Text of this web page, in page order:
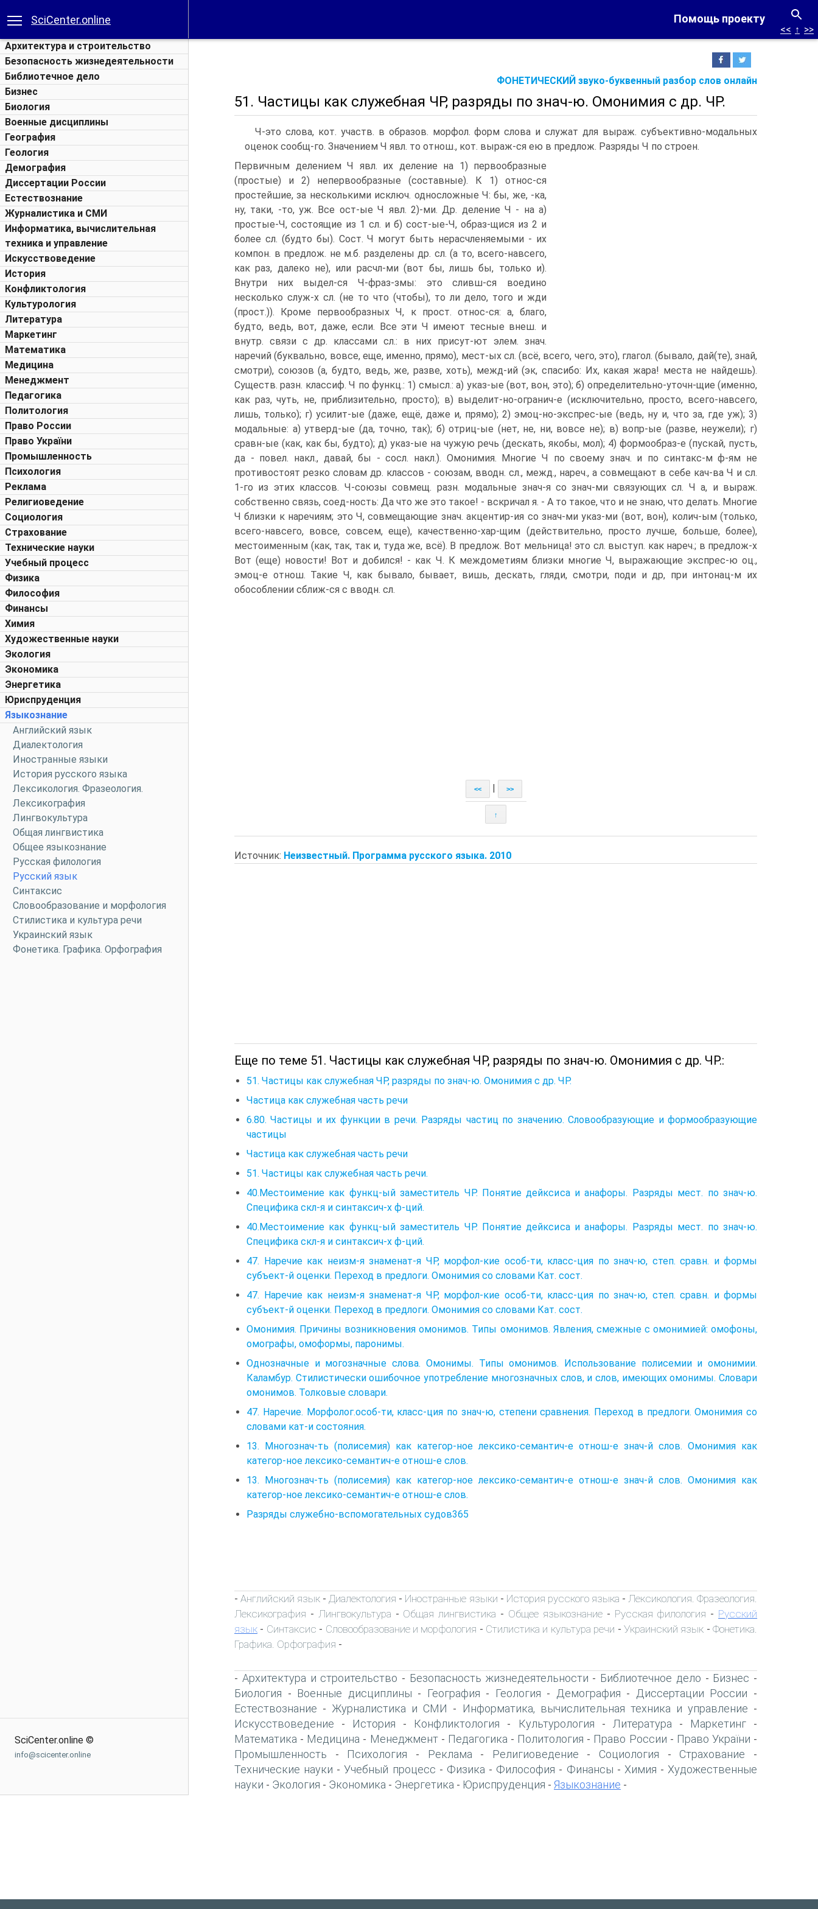
Помощь проекту
SciCenter.online
Архитектура и строительство
Безопасность жизнедеятельности
Библиотечное дело
Бизнес
Биология
Военные дисциплины
География
Геология
Демография
Диссертации России
Естествознание
Журналистика и СМИ
Информатика, вычислительная
техника и управление
Искусствоведение
История
Конфликтология
Культурология
Литература
Маркетинг
Математика
Медицина
Менеджмент
Педагогика
Политология
Право России
Право України
Промышленность
Психология
Реклама
Религиоведение
Социология
Страхование
Технические науки
Учебный процесс
Физика
Философия
Финансы
Химия
Художественные науки
Экология
Экономика
Энергетика
Юриспруденция
Языкознание
Английский язык
Диалектология
Иностранные языки
История русского языка
Лексикология. Фразеология.
Лексикография
Лингвокультура
Общая лингвистика
Общее языкознание
Русская филология
Русский язык
Синтаксис
Словообразование и морфология
Стилистика и культура речи
Украинский язык
Фонетика. Графика. Орфография
SciCenter.online ©
info@scicenter.online
ФОНЕТИЧЕСКИЙ звуко-буквенный разбор слов онлайн
<< ↑ >>
51. Частицы как служебная ЧР, разряды по знач-ю. Омонимия с др. ЧР.
Ч-это слова, кот. участв. в образов. морфол. форм слова и служат для выраж. субъективно-модальных
оценок сообщ-го. Значением Ч явл. то отнош., кот. выраж-ся ею в предлож. Разряды Ч по строен.
Первичным делением Ч явл. их деление на 1) первообразные
(простые) и 2) непервообразные (составные). К 1) относ-ся
простейшие, за несколькими исключ. односложные Ч: бы, же, -ка,
ну, таки, -то, уж. Все ост-ые Ч явл. 2)-ми. Др. деление Ч - на а)
простые-Ч, состоящие из 1 сл. и б) сост-ые-Ч, образ-щися из 2 и
более сл. (будто бы). Сост. Ч могут быть нерасчленяемыми - их
компон. в предлож. не м.б. разделены др. сл. (а то, всего-навсего,
как раз, далеко не), или расчл-ми (вот бы, лишь бы, только и).
Внутри них выдел-ся Ч-фраз-змы: это сливш-ся воедино
несколько служ-х сл. (не то что (чтобы), то ли дело, того и жди
(прост.)). Кроме первообразных Ч, к прост. относ-ся: а, благо,
будто, ведь, вот, даже, если. Все эти Ч имеют тесные внеш. и
внутр. связи с др. классами сл.: в них присут-ют элем. знач.
наречий (буквально, вовсе, еще, именно, прямо), мест-ых сл. (всё, всего, чего, это), глагол. (бывало, дай(те), знай,
смотри), союзов (а, будто, ведь, же, разве, хоть), межд-ий (эк, спасибо: Их, какая жара! места не найдешь).
Существ. разн. классиф. Ч по функц.: 1) смысл.: а) указ-ые (вот, вон, это); б) определительно-уточн-щие (именно,
как раз, чуть, не, приблизительно, просто); в) выделит-но-огранич-е (исключительно, просто, всего-навсего,
лишь, только); г) усилит-ые (даже, ещё, даже и, прямо); 2) эмоц-но-экспрес-ые (ведь, ну и, что за, где уж); 3)
модальные: а) утверд-ые (да, точно, так); б) отриц-ые (нет, не, ни, вовсе не); в) вопр-ые (разве, неужели); г)
сравн-ые (как, как бы, будто); д) указ-ые на чужую речь (дескать, якобы, мол); 4) формообраз-е (пускай, пусть,
да - повел. накл., давай, бы - сосл. накл.). Омонимия. Многие Ч по своему знач. и по синтакс-м ф-ям не
противостоят резко словам др. классов - союзам, вводн. сл., межд., нареч., а совмещают в себе кач-ва Ч и сл.
1-го из этих классов. Ч-союзы совмещ. разн. модальные знач-я со знач-ми связующих сл. Ч а, и выраж.
собственно связь, соед-ность: Да что же это такое! - вскричал я. - А то такое, что и не знаю, что делать. Многие
Ч близки к наречиям; это Ч, совмещающие знач. акцентир-ия со знач-ми указ-ми (вот, вон), колич-ым (только,
всего-навсего, вовсе, совсем, еще), качественно-хар-щим (действительно, просто лучше, больше, более),
местоименным (как, так, так и, туда же, всё). В предлож. Вот мельница! это сл. выступ. как нареч.; в предлож-х
Вот (еще) новости! Вот и добился! - как Ч. К междометиям близки многие Ч, выражающие экспрес-ю оц.,
эмоц-е отнош. Такие Ч, как бывало, бывает, вишь, дескать, гляди, смотри, поди и др, при интонац-м их
обособлении сближ-ся с вводн. сл.
<< >>
↑
Источник: Неизвестный. Программа русского языка. 2010
Еще по теме 51. Частицы как служебная ЧР, разряды по знач-ю. Омонимия с др. ЧР.:
51. Частицы как служебная ЧР, разряды по знач-ю. Омонимия с др. ЧР.
Частица как служебная часть речи
6.80. Частицы и их функции в речи. Разряды частиц по значению. Словообразующие и формообразующие
частицы
Частица как служебная часть речи
51. Частицы как служебная часть речи.
40.Местоимение как функц-ый заместитель ЧР. Понятие дейксиса и анафоры. Разряды мест. по знач-ю.
Специфика скл-я и синтаксич-х ф-ций.
40.Местоимение как функц-ый заместитель ЧР. Понятие дейксиса и анафоры. Разряды мест. по знач-ю.
Специфика скл-я и синтаксич-х ф-ций.
47. Наречие как неизм-я знаменат-я ЧР, морфол-кие особ-ти, класс-ция по знач-ю, степ. сравн. и формы
субъект-й оценки. Переход в предлоги. Омонимия со словами Кат. сост.
47. Наречие как неизм-я знаменат-я ЧР, морфол-кие особ-ти, класс-ция по знач-ю, степ. сравн. и формы
субъект-й оценки. Переход в предлоги. Омонимия со словами Кат. сост.
Омонимия. Причины возникновения омонимов. Типы омонимов. Явления, смежные с омонимией: омофоны,
омографы, омоформы, паронимы.
Однозначные и могозначные слова. Омонимы. Типы омонимов. Использование полисемии и омонимии.
Каламбур. Стилистически ошибочное употребление многозначных слов, и слов, имеющих омонимы. Словари
омонимов. Толковые словари.
47. Наречие. Морфолог.особ-ти, класс-ция по знач-ю, степени сравнения. Переход в предлоги. Омонимия со
словами кат-и состояния.
13. Многознач-ть (полисемия) как категор-ное лексико-семантич-е отнош-е знач-й слов. Омонимия как
категор-ное лексико-семантич-е отнош-е слов.
13. Многознач-ть (полисемия) как категор-ное лексико-семантич-е отнош-е знач-й слов. Омонимия как
категор-ное лексико-семантич-е отнош-е слов.
Разряды служебно-вспомогательных судов365
-Английский язык - Диалектология - Иностранные языки - История русского языка - Лексикология. Фразеология.
Лексикография - Лингвокультура - Общая лингвистика - Общее языкознание- Русская филология - Русский
язык - Синтаксис - Словообразование и морфология - Стилистика и культура речи - Украинский язык - Фонетика.
Графика. Орфография -
- Архитектура и строительство - Безопасность жизнедеятельности - Библиотечное дело - Бизнес -
Биология - Военные дисциплины - География - Геология - Демография - Диссертации России -
Естествознание - Журналистика и СМИ - Информатика, вычислительная техника и управление -
Искусствоведение - История - Конфликтология - Культурология - Литература - Маркетинг-
Математика - Медицина - Менеджмент- Педагогика - Политология - Право России - Право України -
Промышленность - Психология - Реклама - Религиоведение - Социология - Страхование -
Технические науки -Учебный процесс - Физика - Философия - Финансы - Химия - Художественные
науки - Экология - Экономика - Энергетика - Юриспруденция - Языкознание -